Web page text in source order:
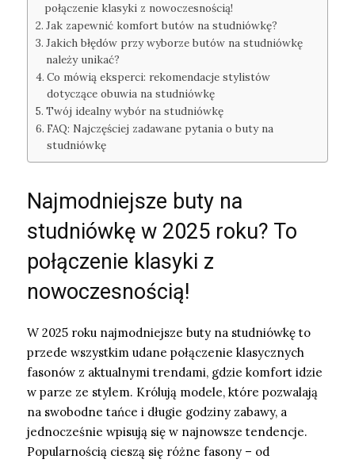
połączenie klasyki z nowoczesnością!
Jak zapewnić komfort butów na studniówkę?
Jakich błędów przy wyborze butów na studniówkę
należy unikać?
Co mówią eksperci: rekomendacje stylistów
dotyczące obuwia na studniówkę
Twój idealny wybór na studniówkę
FAQ: Najczęściej zadawane pytania o buty na
studniówkę
Najmodniejsze buty na
studniówkę w 2025 roku? To
połączenie klasyki z
nowoczesnością!
W 2025 roku najmodniejsze buty na studniówkę to
przede wszystkim udane połączenie klasycznych
fasonów z aktualnymi trendami, gdzie komfort idzie
w parze ze stylem. Królują modele, które pozwalają
na swobodne tańce i długie godziny zabawy, a
jednocześnie wpisują się w najnowsze tendencje.
Popularnością cieszą się różne fasony – od